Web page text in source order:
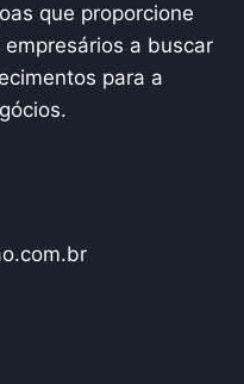
que proporcione
a buscar
para a